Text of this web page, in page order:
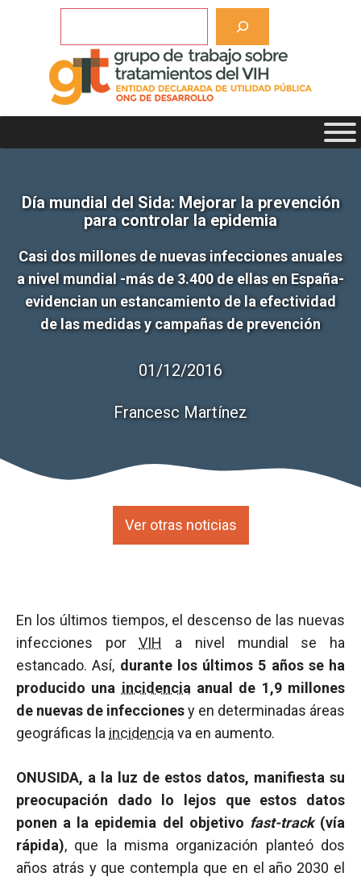
Día mundial del Sida: Mejorar la prevención
para controlar la epidemia
Casi dos millones de nuevas infecciones anuales
a nivel mundial -más de 3.400 de ellas en España-
evidencian un estancamiento de la efectividad
de las medidas y campañas de prevención
01/12/2016
Francesc Martínez
Ver otras noticias
En los últimos tiempos, el descenso de las nuevas
infecciones porVIH
a nivel mundial se ha
estancado. Así, durante los últimos 5 años se ha
producido una incidencia anual de 1,9 millones
de nuevas de infeccionesy en determinadas áreas
geográficas la incidencia va en aumento.
ONUSIDA, a la luz de estos datos, manifiesta su
preocupación dado lo lejos que estos datos
ponen a la epidemia del objetivo fast-track (vía
rápida), que la misma organización planteó dos
años atrás y que contempla que en el año 2030 el